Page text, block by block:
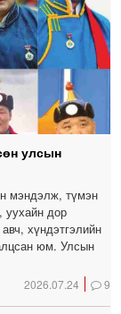
улсын
мэндэлж, түмэн
уухайн дор
хүндэтгэлийн
юм. Улсын
2026.07.24 9